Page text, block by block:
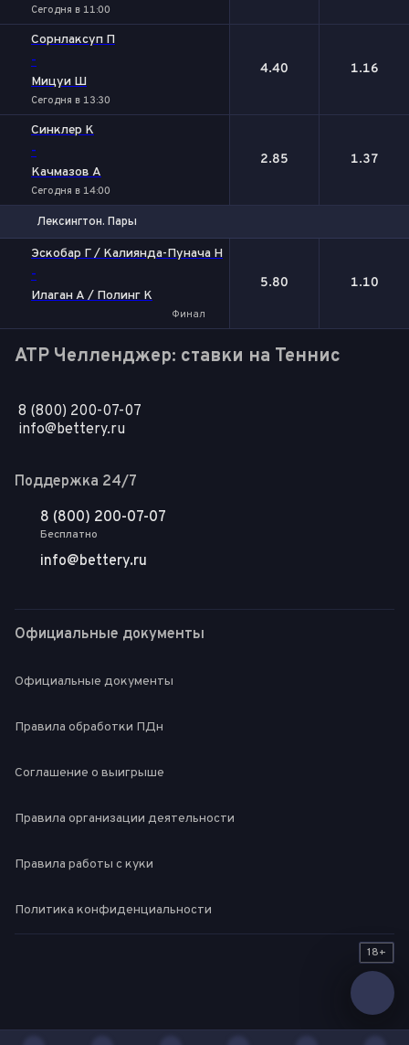
Сегодня в 11:00
Сорнлаксуп П
-
Мицуи Ш
Сегодня в 13:30
4.40 1.16
Синклер К
-
Качмазов А
Сегодня в 14:00
2.85 1.37
Лексингтон. Пары
Эскобар Г / Калиянда-Пунача Н
-
Илаган А / Полинг К
Финал
5.80 1.10
ATP Челленджер: ставки на Теннис
8 (800) 200-07-07
info@bettery.ru
Поддержка 24/7
8 (800) 200-07-07
Бесплатно
info@bettery.ru
Официальные документы
Официальные документы
Правила обработки ПДн
Соглашение о выигрыше
Правила организации деятельности
Правила работы с куки
Политика конфиденциальности
18+